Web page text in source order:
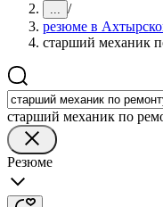
... /
резюме в
старший механик
старший механик по
Резюме